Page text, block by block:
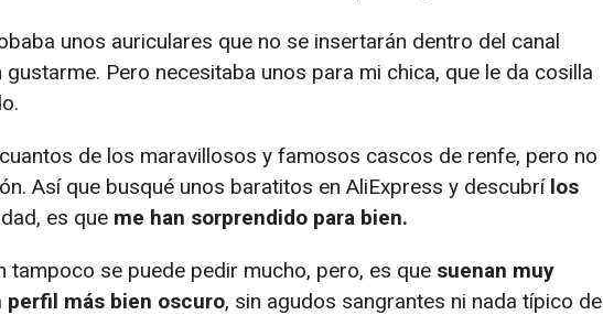
unos auriculares que no se insertarán dentro del canal
gustarme. Pero necesitaba unos para mi chica, que le da cosilla
de los maravillosos y famosos cascos de renfe, pero no
Así que busqué unos baratitos en AliExpress y descubrí los
es que me han sorprendido para bien.
tampoco se puede pedir mucho, pero, es que suenan muy
más bien oscuro, sin agudos sangrantes ni nada típico de